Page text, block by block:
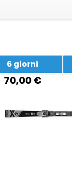
6 giorni
70,00 €